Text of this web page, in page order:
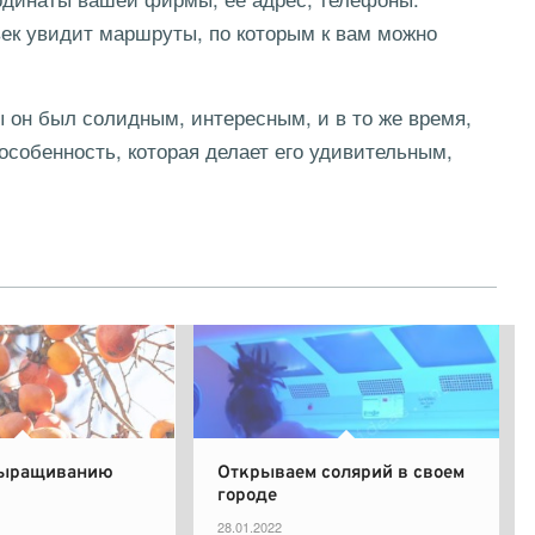
увидит маршруты, по которым к вам можно
он был солидным, интересным, и в то же время,
которая делает его удивительным,
Открываем солярий в своем
городе
28.01.2022